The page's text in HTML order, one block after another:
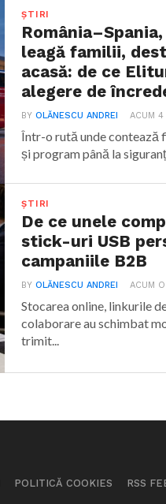
ȘTIRI
leagă familii,
acasă: de ce
alegere de
BYOLĂNESCU ANDREI ACUM 4
Într-o rută unde contează
și program până la
ȘTIRI
De ce unele
stick-uri USB
campaniile B2B
BYOLĂNESCU ANDREI ACUM
Stocarea online, linkurile
colaborare au schimbat
trimit...
POLITICĂ COOKIES RSS